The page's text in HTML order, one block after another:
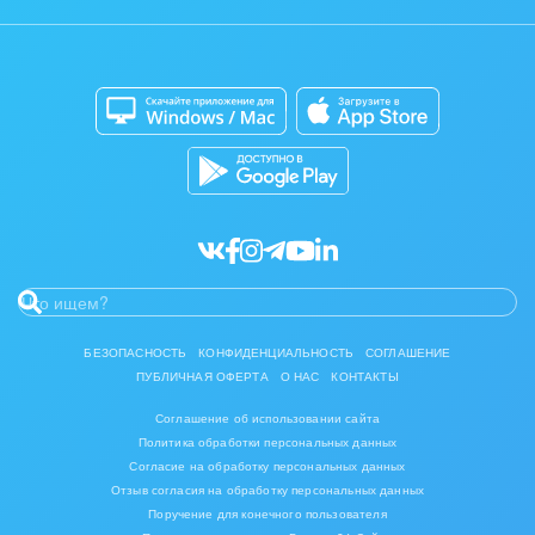
Кибербезопасность
Битрикс24 для Энтерпрайз
Битрикс24 Маркет
Разработчикам приложений
БЕЗОПАСНОСТЬ КОНФИДЕНЦИАЛЬНОСТЬ
СОГЛАШЕНИЕ
ПУБЛИЧНАЯ ОФЕРТА
О НАС КОНТАКТЫ
Соглашение об использовании сайта
Политика обработки персональных данных
Согласие на обработку персональных данных
Отзыв согласия на обработку персональных данных
Поручение для конечного пользователя